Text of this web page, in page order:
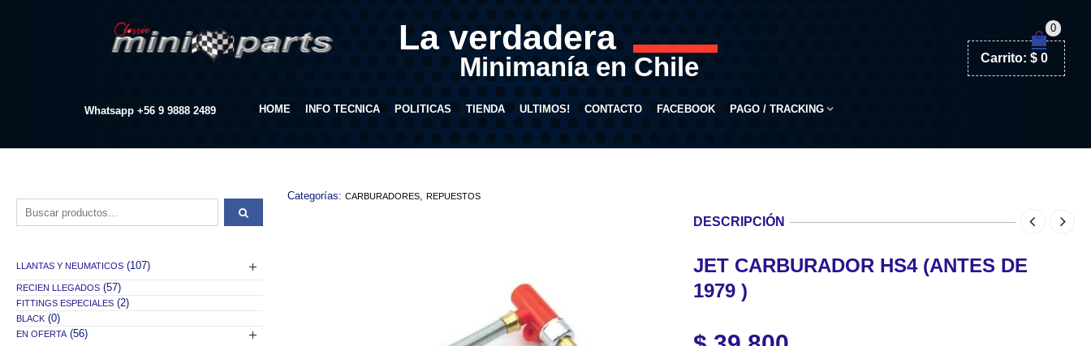
La verdadera
Minimanía en Chile
0
Carrito: $0
Whatsapp +56 9 9888 2489 HOME INFO TECNICA POLITICAS TIENDA ULTIMOS! CONTACTO FACEBOOK PAGO / TRACKING
Categorías: CARBURADORES, REPUESTOS
DESCRIPCIÓN
JET CARBURADOR HS4 (ANTES DE
1979 )
Buscar por:
LLANTAS Y NEUMATICOS (107)
RECIEN LLEGADOS (57)
FITTINGS ESPECIALES (2)
BLACK (0)
EN OFERTA (56)